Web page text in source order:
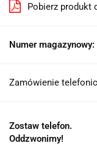
Pobierz produkt
Numer magazynowy:
Zamówienie
Zostaw telefon.
Oddzwonimy!